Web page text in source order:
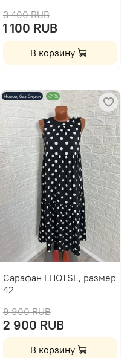
3 400 RUB
1 100 RUB
В корзину
Новое, без бирки -71%
Сарафан LHOTSE, размер
42
9 900 RUB
2 900 RUB
В корзину